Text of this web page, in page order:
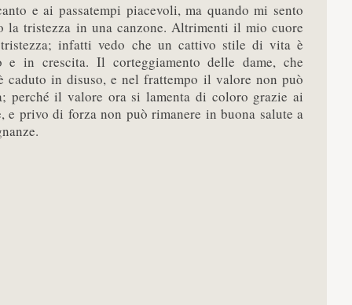
e ai passatempi piacevoli, ma quando mi sento
la tristezza in una canzone. Altrimenti il mio cuore
infatti vedo che un cattivo stile di vita è
e in crescita. Il corteggiamento delle dame, che
in disuso, e nel frattempo il valore non può
perché il valore ora si lamenta di coloro grazie ai
e privo di forza non può rimanere in buona salute a